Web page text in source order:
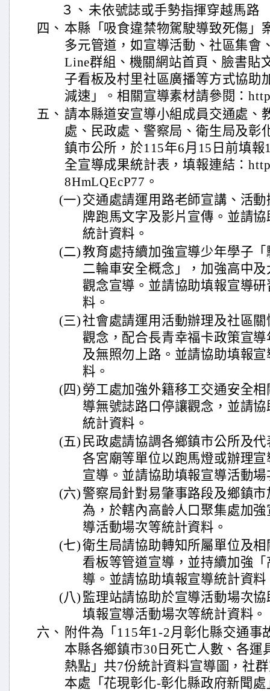
３、 未依號誌或手勢指揮穿越馬路
四、 本縣「吸食違禁物駕駛導致死傷」
多元管道，如宣導活動、社區集會
Line群組、機關網站首頁、臉書貼
子看板及村里社區廣播等方式協助
減速」。相關宣導素材請參閱：
五、 請本縣道安宣導小組成員交通處、
處、民政處、警察局、衛生局及彰
鎮市公所，於115年6月15日前填
全宣導成果統計表，填報連結：
8HmLQEcP77。
(一) 交通處請運用路老師宣講、活
牌跑馬文字及影片宣傳。並請
統計資料。
(二)教育處持續加強宣導少年學子
二輪車安全概念」，加強高中
觀念宣導。並請協助填報宣導
料。
(三)社會處請運用活動辦理及社區
觀念，配合長青幸福卡政策宣
及無照勿上路。並請協助填報
料。
(四) 勞工處加強外籍移工交通安全
導無號誌路口停讓觀念，並請
統計資料。
(五) 民政處請協調各鄉鎮市公所及
各宮廟等單位以跑馬燈或辦理
宣導。並請協助填報宣導活動
(六) 警察局針對易肇事路段及鄉鎮
為，於轄內高齡人口聚集處加
導活動場次等統計資料。
(七)衛生局請協助轉知所屬單位及
看板等管道宣導，並持續加強
導。並請協助填報宣導統計資料
(八) 監理站請協助於宣導活動場次
填報宣導活動場次等統計資料。
六、 附件為「115年1-2月彰化縣交通事
本縣各鄉鎮市30日死亡人數、各運
熱點」共7份統計資料宣導圖，社
本處「花現彰化-彰化縣政府新聞